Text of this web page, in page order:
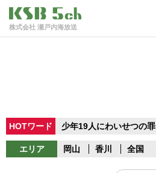
株式会社 瀬戸内海放送
HOTワード 少年19人にわいせつの罪
エリア 岡山 香川 全国